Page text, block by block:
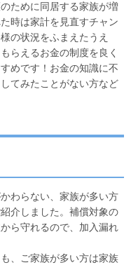
ために同居する家族が増
時は家計を見直すチャン
の状況をふまえたうえ
らえるお金の制度を良く
めです！お金の知識に不
てみたことがない方など
わらない、家族が多い方
介しました。補償対象の
ら守れるので、加入漏れ
、ご家族が多い方は家族